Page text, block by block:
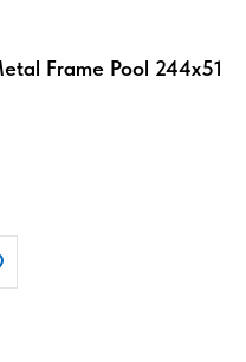
Frame Pool 244x51